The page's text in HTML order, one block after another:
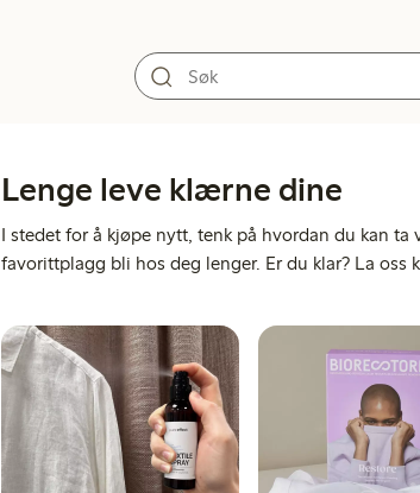
Lenge leve klærne dine
I stedet for å kjøpe nytt, tenk på hvordan du kan
favorittplagg bli hos deg lenger. Er du klar? La oss